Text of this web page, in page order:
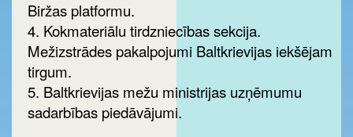
Biržas platformu.
4. Kokmateriālu tirdzniecības sekcija.
Mežizstrādes pakalpojumi Baltkrievijas iekšējam
tirgum.
5. Baltkrievijas mežu ministrijas uzņēmumu
sadarbības piedāvājumi.